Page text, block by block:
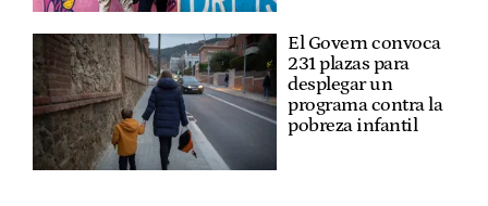
El Govern convoca
231 plazas para
desplegar un
programa contra la
pobreza infantil